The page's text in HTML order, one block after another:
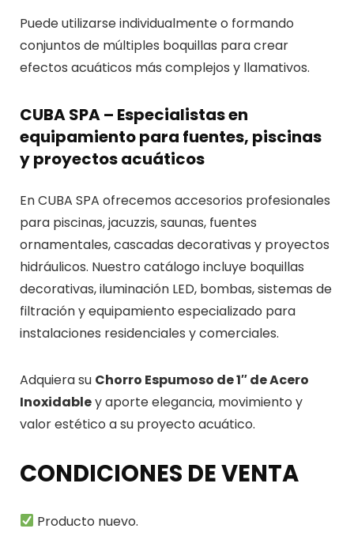
Puede utilizarse individualmente o formando
conjuntos de múltiples boquillas para crear
efectos acuáticos más complejos y llamativos.
CUBA SPA – Especialistas en
equipamiento para fuentes, piscinas
y proyectos acuáticos
En CUBA SPA ofrecemos accesorios profesionales
para piscinas, jacuzzis, saunas, fuentes
ornamentales, cascadas decorativas y proyectos
hidráulicos. Nuestro catálogo incluye boquillas
decorativas, iluminación LED, bombas, sistemas de
filtración y equipamiento especializado para
instalaciones residenciales y comerciales.
Adquiera su Chorro Espumoso de 1″ de Acero
Inoxidabley aporte elegancia, movimiento y
valor estético a su proyecto acuático.
CONDICIONES DE VENTA
Producto nuevo.